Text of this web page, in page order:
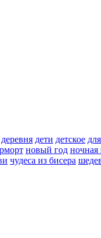
деревня дети детское
новый год ночная
чудеса из бисера